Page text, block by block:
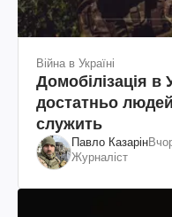
Війна в Україні
Домобілізація в
достатньо
служить
Павло Казарін
Журналіст